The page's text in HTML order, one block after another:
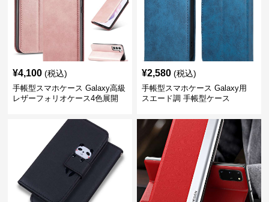
¥4,100 (税込)
手帳型スマホケース Galaxy高級
レザーフォリオケース4色展開
¥2,580 (税込)
手帳型スマホケース Galaxy用
スエード調 手帳型ケース